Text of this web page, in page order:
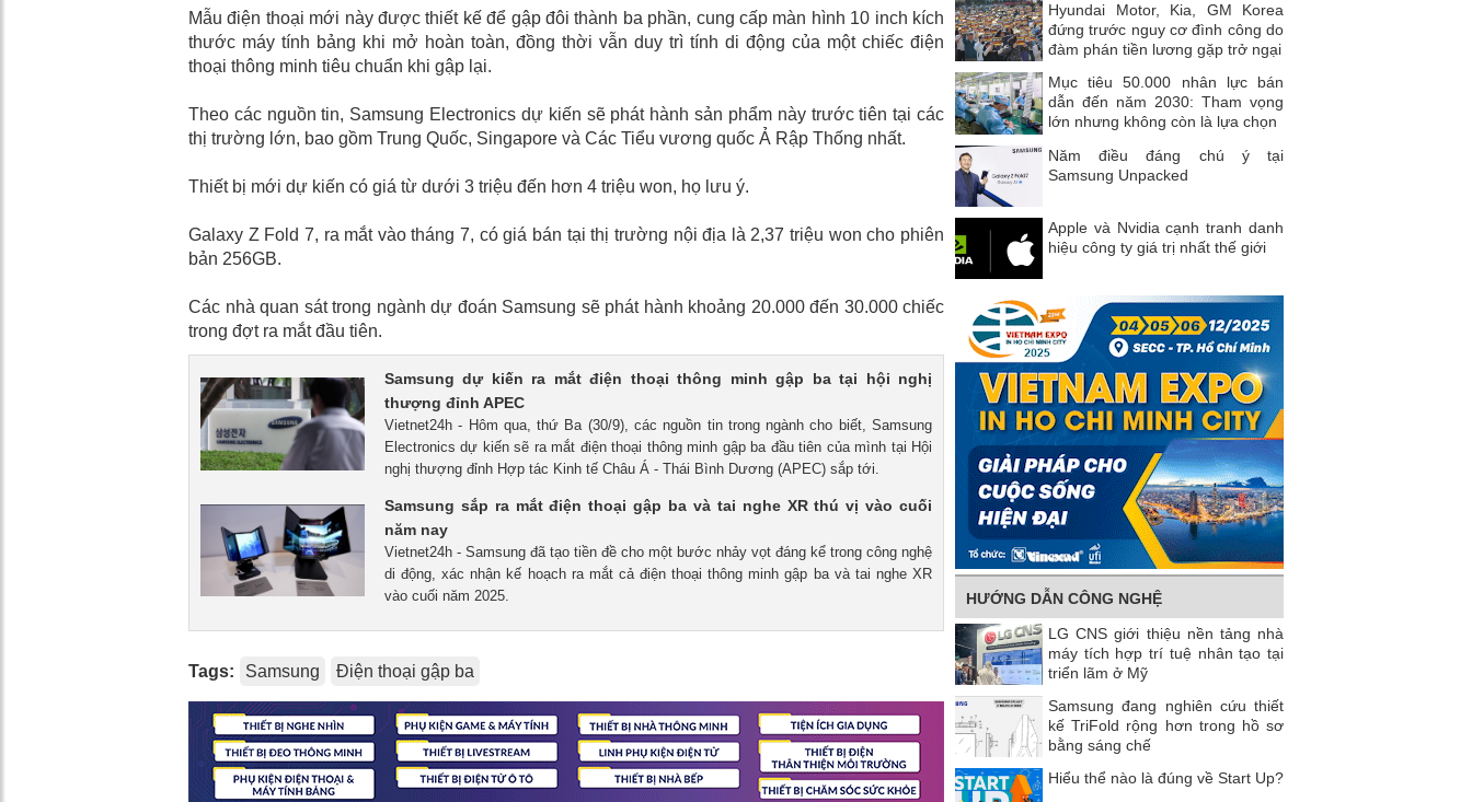
Mẫu điện thoại mới này được thiết kế để gập đôi thành ba phần, cung cấp màn hình 10 inch kích
thước máy tính bảng khi mở hoàn toàn, đồng thời vẫn duy trì tính di động của một chiếc điện
thoại thông minh tiêu chuẩn khi gập lại.
Theo các nguồn tin, Samsung Electronics dự kiến ​​sẽ phát hành sản phẩm này trước tiên tại các
thị trường lớn, bao gồm Trung Quốc, Singapore và Các Tiểu vương quốc Ả Rập Thống nhất.
Thiết bị mới dự kiến ​​có giá từ dưới 3 triệu đến hơn 4 triệu won, họ lưu ý.
Galaxy Z Fold 7, ra mắt vào tháng 7, có giá bán tại thị trường nội địa là 2,37 triệu won cho phiên
bản 256GB.
Các nhà quan sát trong ngành dự đoán Samsung sẽ phát hành khoảng 20.000 đến 30.000 chiếc
trong đợt ra mắt đầu tiên.
Samsung dự kiến ​​ra mắt điện thoại thông minh gập ba tại hội nghị
thượng đỉnh APEC
Vietnet24h - Hôm qua, thứ Ba (30/9), các nguồn tin trong ngành cho biết, Samsung
Electronics dự kiến ​​sẽ ra mắt điện thoại thông minh gập ba đầu tiên của mình tại Hội
nghị thượng đỉnh Hợp tác Kinh tế Châu Á - Thái Bình Dương (APEC) sắp tới.
Samsung sắp ra mắt điện thoại gập ba và tai nghe XR thú vị vào cuối
năm nay
Vietnet24h - Samsung đã tạo tiền đề cho một bước nhảy vọt đáng kể trong công nghệ
di động, xác nhận kế hoạch ra mắt cả điện thoại thông minh gập ba và tai nghe XR
vào cuối năm 2025.
Tags: Samsung Điện thoại gập ba
Hyundai Motor, Kia, GM Korea
đứng trước nguy cơ đình công do
đàm phán tiền lương gặp trở ngại
Mục tiêu 50.000 nhân lực bán
dẫn đến năm 2030: Tham vọng
lớn nhưng không còn là lựa chọn
Năm điều đáng chú ý tại
Samsung Unpacked
Apple và Nvidia cạnh tranh danh
hiệu công ty giá trị nhất thế giới
HƯỚNG DẪN CÔNG NGHỆ
LG CNS giới thiệu nền tảng nhà
máy tích hợp trí tuệ nhân tạo tại
triển lãm ở Mỹ
Samsung đang nghiên cứu thiết
kế TriFold rộng hơn trong hồ sơ
bằng sáng chế
Hiểu thể nào là đúng về Start Up?